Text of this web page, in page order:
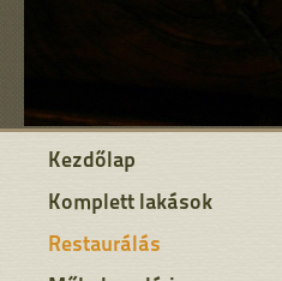
Kezdőlap
Komplett lakások
Restaurálás